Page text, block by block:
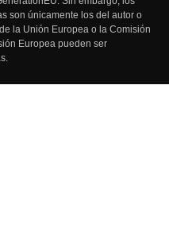
son únicamente los del autor o
la Unión Europea o la Comisión
Europea pueden ser